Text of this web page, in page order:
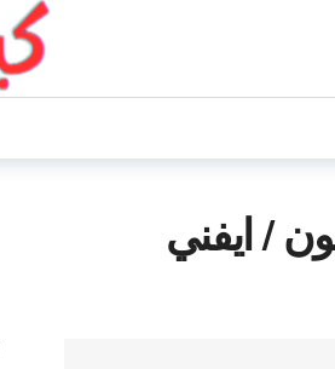
/ ايفني